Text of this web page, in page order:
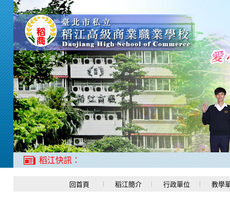
稻江快訊：
回首頁 稻江簡介 行政單位 教學